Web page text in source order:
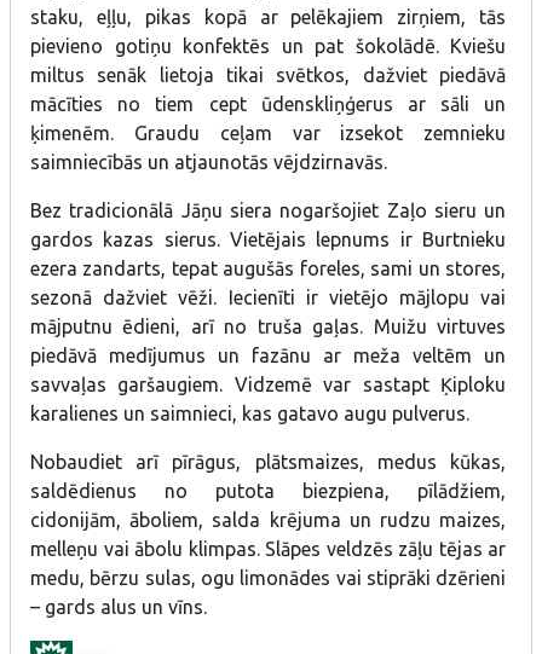
staku, eļļu, pikas kopā ar pelēkajiem zirņiem, tās
pievieno gotiņu konfektēs un pat šokolādē. Kviešu
miltus senāk lietoja tikai svētkos, dažviet piedāvā
mācīties no tiem cept ūdenskliņģerus ar sāli un
ķimenēm. Graudu ceļam var izsekot zemnieku
saimniecībās un atjaunotās vējdzirnavās.
Bez tradicionālā Jāņu siera nogaršojiet Zaļo sieru un
gardos kazas sierus. Vietējais lepnums ir Burtnieku
ezera zandarts, tepat augušās foreles, sami un stores,
sezonā dažviet vēži. Iecienīti ir vietējo mājlopu vai
mājputnu ēdieni, arī no truša gaļas. Muižu virtuves
piedāvā medījumus un fazānu ar meža veltēm un
savvaļas garšaugiem. Vidzemē var sastapt Ķiploku
karalienes un saimnieci, kas gatavo augu pulverus.
Nobaudiet arī pīrāgus, plātsmaizes, medus kūkas,
saldēdienus no putota biezpiena, pīlādžiem,
cidonijām, āboliem, salda krējuma un rudzu maizes,
melleņu vai ābolu klimpas. Slāpes veldzēs zāļu tējas ar
medu, bērzu sulas, ogu limonādes vai stiprāki dzērieni
– gards alus un vīns.